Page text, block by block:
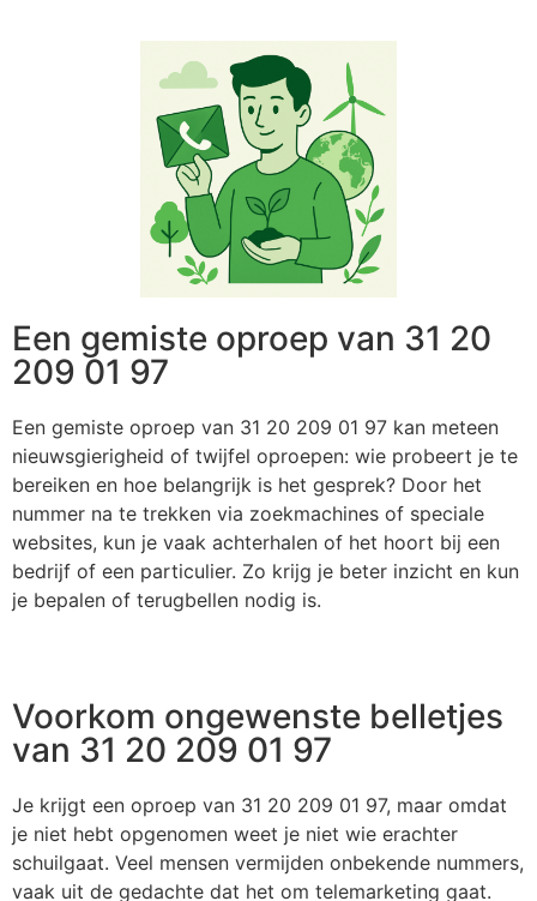
Een gemiste oproep van 31 20
209 01 97
Een gemiste oproep van 31 20 209 01 97 kan meteen
nieuwsgierigheid of twijfel oproepen: wie probeert je te
bereiken en hoe belangrijk is het gesprek? Door het
nummer na te trekken via zoekmachines of speciale
websites, kun je vaak achterhalen of het hoort bij een
bedrijf of een particulier. Zo krijg je beter inzicht en kun
je bepalen of terugbellen nodig is.
Voorkom ongewenste belletjes
van 31 20 209 01 97
Je krijgt een oproep van 31 20 209 01 97, maar omdat
je niet hebt opgenomen weet je niet wie erachter
schuilgaat. Veel mensen vermijden onbekende nummers,
vaak uit de gedachte dat het om telemarketing gaat.